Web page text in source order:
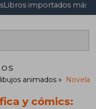
Libros importados más
animados
Novela
y cómics: